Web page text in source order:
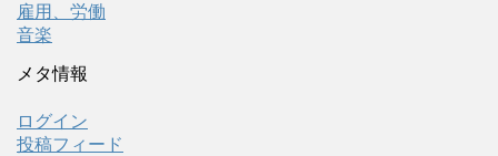
雇用、労働
音楽
メタ情報
ログイン
投稿フィード